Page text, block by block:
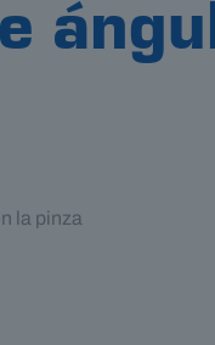
la pinza